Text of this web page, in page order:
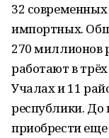
32
импортных.
270 миллионов
работают в
Учалах и 11
республики. До
приобрести